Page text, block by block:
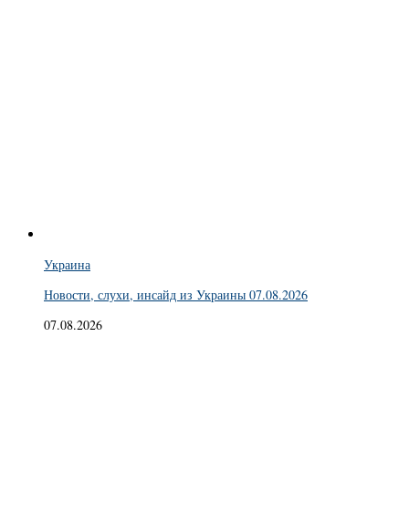
Украина
Новости, слухи, инсайд из Украины 07.08.2026
07.08.2026